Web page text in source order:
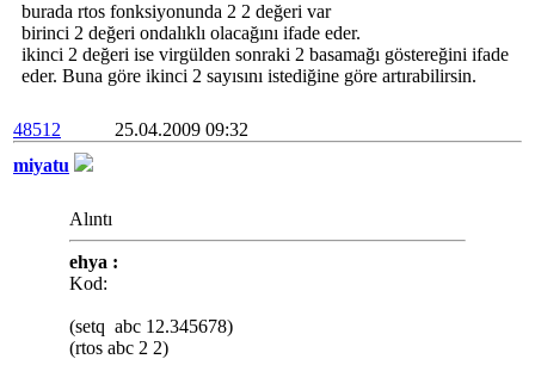
burada rtos fonksiyonunda 2 2 değeri var
birinci 2 değeri ondalıklı olacağını ifade eder.
ikinci 2 değeri ise virgülden sonraki 2 basamağı göstereğini ifade
eder. Buna göre ikinci 2 sayısını istediğine göre artırabilirsin.
48512
25.04.2009 09:32
miyatu
Alıntı
ehya :
Kod:
(setq abc 12.345678)
(rtos abc 2 2)